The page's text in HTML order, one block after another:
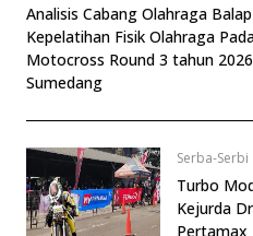
Analisis Cabang Olahraga
Kepelatihan Fisik Olahraga
Motocross Round 3 tahun
Sumedang
Serba-Serbi
Turbo
Kejurda
Pertamax